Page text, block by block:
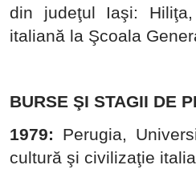
din judeţul Iaşi:
italiană la Şcoala
BURSE ŞI STAGII DE
1979: Perugia,
cultură şi civilizaţie